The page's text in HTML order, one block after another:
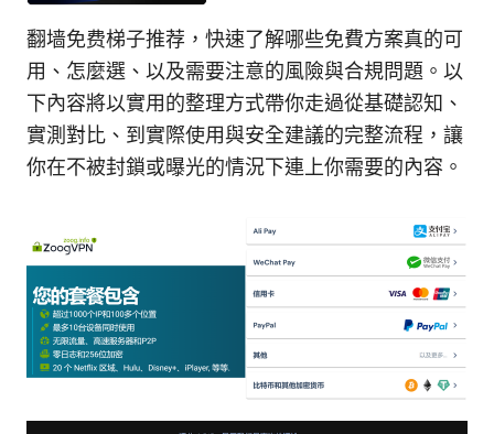
翻墙免费梯子推荐，快速了解哪些免費方案真的可
用、怎麼選、以及需要注意的風險與合規問題。以
下內容將以實用的整理方式帶你走過從基礎認知、
實測對比、到實際使用與安全建議的完整流程，讓
你在不被封鎖或曝光的情況下連上你需要的內容。